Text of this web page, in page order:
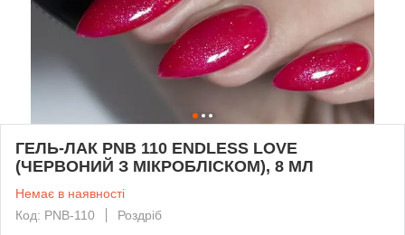
ГЕЛЬ-ЛАК PNB 110 ENDLESS LOVE
(ЧЕРВОНИЙ З МІКРОБЛІСКОМ), 8 МЛ
Немає в наявності
Код: PNB-110
Роздріб